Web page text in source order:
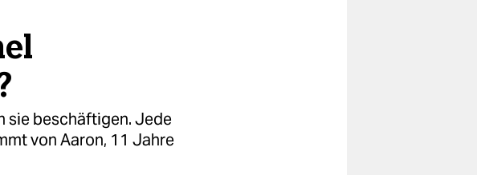
sie beschäftigen. Jede
von Aaron, 11 Jahre